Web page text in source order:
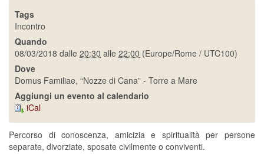
Tags
Incontro
Quando
08/03/2018 dalle 20:30 alle 22:00 (Europe/Rome / UTC100)
Dove
Domus Familiae, “Nozze di Cana” - Torre a Mare
Aggiungi un evento al calendario
iCal
Percorso di conoscenza, amicizia e spiritualità per persone
separate, divorziate, sposate civilmente o conviventi.